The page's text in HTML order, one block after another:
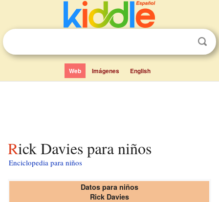
Web Imágenes English
Rick Davies para niños
Enciclopedia para niños
Datos para niños
Rick Davies